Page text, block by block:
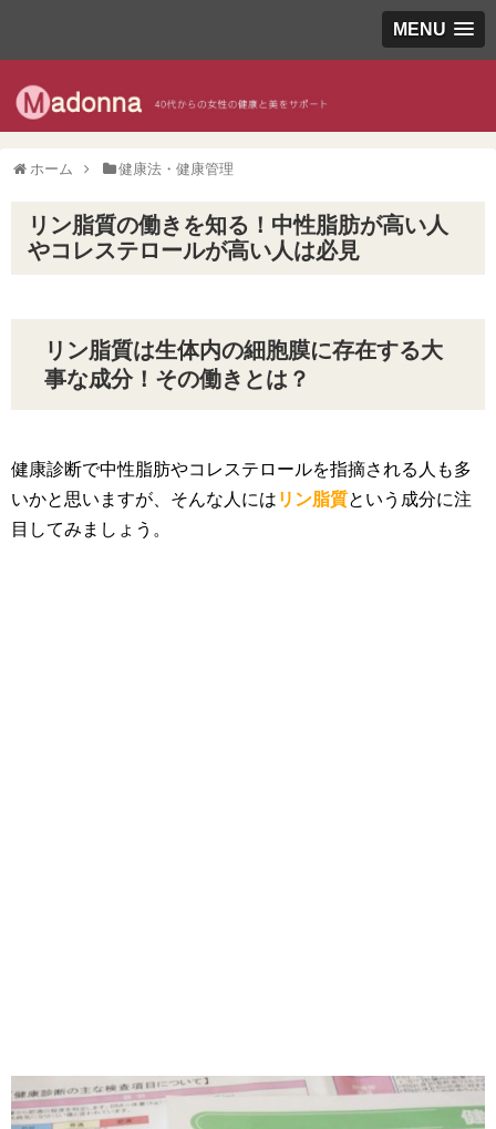
MENU
ホーム 健康法・健康管理
リン脂質の働きを知る！中性脂肪が高い人
やコレステロールが高い人は必見
リン脂質は生体内の細胞膜に存在する大
事な成分！その働きとは？
健康診断で中性脂肪やコレステロールを指摘される人も多
いかと思いますが、そんな人には リン脂質という成分に注
目してみましょう。